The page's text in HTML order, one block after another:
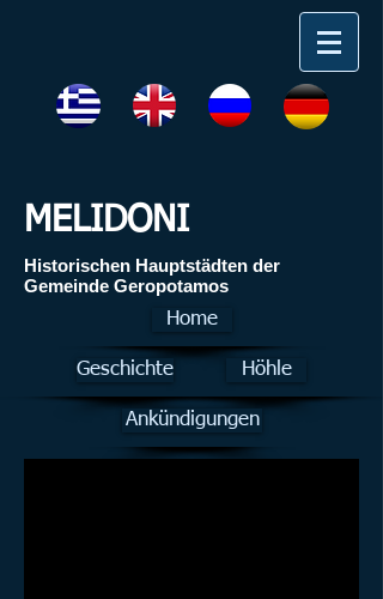
MELIDONI
Ηistorischen Hauptstädten der
Gemeinde Geropotamos
Home
Geschichte Höhle
Ankündigungen